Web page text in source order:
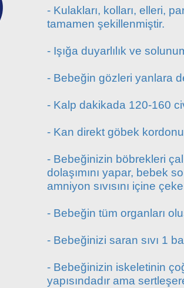
- Kulakları, kolları, elleri,
tamamen şekillenmiştir.
- Işığa duyarlılık ve
- Bebeğin gözleri yanlara
- Kalp dakikada 120-160
- Kan direkt göbek
- Bebeğinizin böbrekleri
dolaşımını yapar, bebek
amniyon sıvısını içine
- Bebeğin tüm organları
- Bebeğinizi saran sıvı 1
- Bebeğinizin iskeletinin
yapısındadır ama